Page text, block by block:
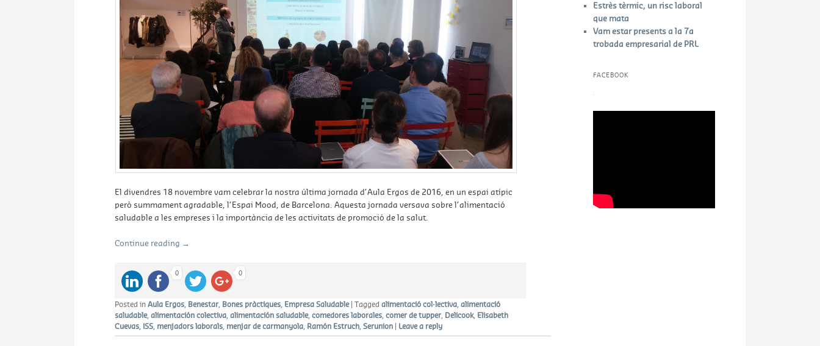
El divendres 18 novembre vam celebrar la nostra última jornada d’Aula Ergos de 2016, en un espai atípic
però summament agradable, l’Espai Mood, de Barcelona. Aquesta jornada versava sobre l’alimentació
saludable a les empreses i la importància de les activitats de promoció de la salut.
Continue reading →
0 0
Posted in Aula Ergos Benestar Bones pràctiques Empresa Saludable Tagged alimentació col·lectiva alimentació
saludable, alimentación colectiva alimentación saludable, comedores laborales comer de tupper Delicook, Elisabeth
Cuevas ISS menjadors laborals menjar de carmanyola Ramón Estruch Serunion Leave a reply
Estrès tèrmic, un risc laboral
que mata
Vam estar presents a la 7a
trobada empresarial de PRL
FACEBOOK
W